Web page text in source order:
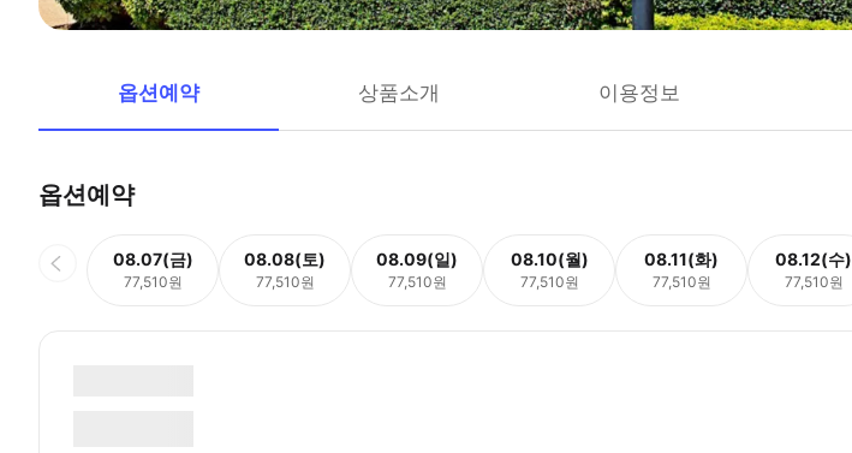
옵션예약 상품소개 이용정보
옵션예약
08.07(금)
77,510원
08.08(토)
77,510원
08.09(일)
77,510원
08.10(월)
77,510원
08.11(화)
77,510원
08.12(수)
77,510원